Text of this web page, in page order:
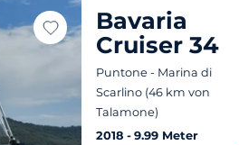
Bavaria
Cruiser 34
Puntone - Marina di
Scarlino (46 km von
Talamone)
2018
9.99 Meter